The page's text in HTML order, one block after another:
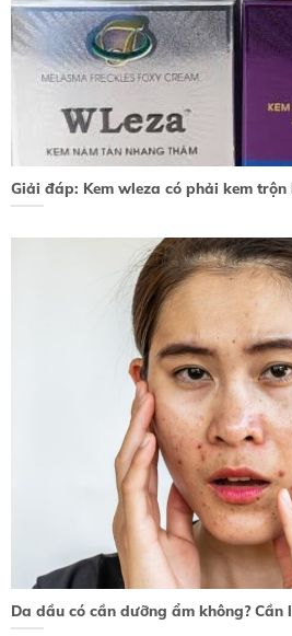
Giải đáp: Kem wleza có phải kem trộn
Da dầu có cần dưỡng ẩm không? Cần